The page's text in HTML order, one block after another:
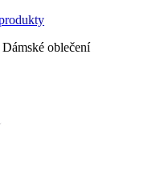
Dámské oblečení